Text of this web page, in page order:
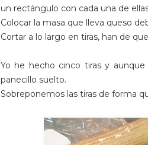
un rectángulo con cada una de
Colocar la masa que lleva queso
Cortar a lo largo en tiras, han de
Yo he hecho cinco tiras y
panecillo suelto.
Sobreponemos las tiras de forma